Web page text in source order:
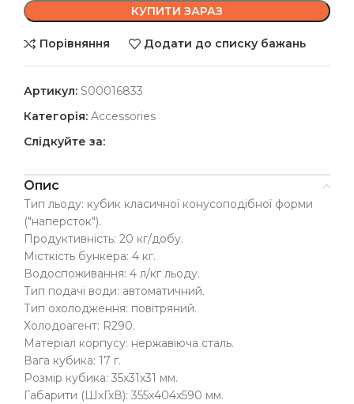
КУПИТИ ЗАРАЗ
Порівняння Додати до списку бажань
Артикул: S00016833
Категорія: Accessories
Слідкуйте за:
Опис
Тип льоду: кубик класичної конусоподібної форми
("наперсток").
Продуктивність: 20 кг/добу.
Місткість бункера: 4 кг.
Водоспоживання: 4 л/кг льоду.
Тип подачі води: автоматичний.
Тип охолодження: повітряний.
Холодоагент: R290.
Матеріал корпусу: нержавіюча сталь.
Вага кубика: 17 г.
Розмір кубика: 35х31х31 мм.
Габарити (ШхГхВ): 355х404х590 мм.